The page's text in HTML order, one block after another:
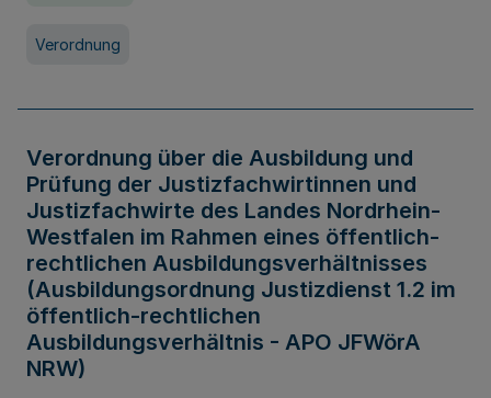
Verordnung
Verordnung über die Ausbildung und
Prüfung der Justizfachwirtinnen und
Justizfachwirte des Landes Nordrhein-
Westfalen im Rahmen eines öffentlich-
rechtlichen Ausbildungsverhältnisses
(Ausbildungsordnung Justizdienst 1.2 im
öffentlich-rechtlichen
Ausbildungsverhältnis - APO JFWörA
NRW)